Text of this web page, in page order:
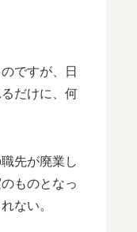
ですが、日
だけに、何
先が廃業し
ものとなっ
ない。